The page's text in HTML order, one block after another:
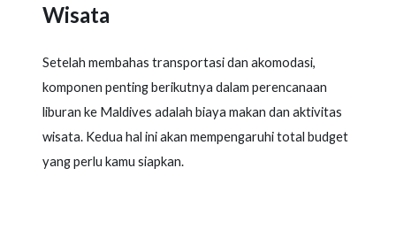
Wisata
Setelah membahas transportasi dan akomodasi,
komponen penting berikutnya dalam perencanaan
liburan ke Maldives adalah biaya makan dan aktivitas
wisata. Kedua hal ini akan mempengaruhi total budget
yang perlu kamu siapkan.